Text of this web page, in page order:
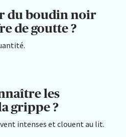
du boudin noir
de goutte ?
les
grippe ?
intenses et clouent au lit.